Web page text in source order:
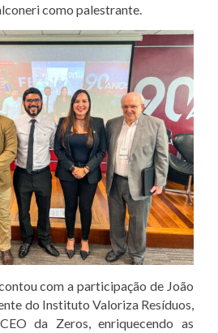
como palestrante.
com a participação de João
do Instituto Valoriza Resíduos,
da Zeros, enriquecendo as